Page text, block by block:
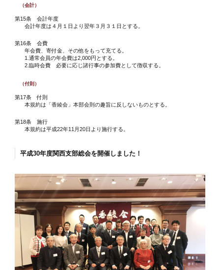
（会計）
第15条 会計年度
会計年度は４月１日より翌年３月３１日とする。
第16条 会費
年会費、寄付金、その他をもって充てる。
1.通常会員の年会費は2,000円とする。
2.臨時会費 必要に応じ諸行事の参加費として徴収する。
（付則）
第17条 付則
本規約は「香綾会」本部会則の趣旨に反しないものとする。
第18条 施行
本規約は平成22年11月20日より施行する。
平成30年度関西支部総会を開催しました！